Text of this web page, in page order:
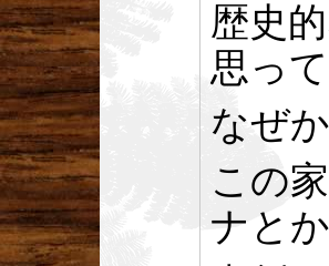
歴史
思っ
なぜ
この
ナと